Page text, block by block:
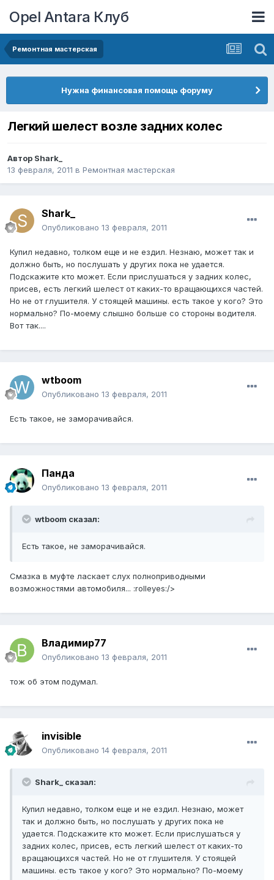
Opel Antara Клуб
Ремонтная мастерская
Нужна финансовая помощь форуму
Легкий шелест возле задних колес
Автор Shark_
13 февраля, 2011 в Ремонтная мастерская
Shark_
Опубликовано 13 февраля, 2011
Купил недавно, толком еще и не ездил. Незнаю, может так и
должно быть, но послушать у других пока не удается.
Подскажите кто может. Если прислушаться у задних колес,
присев, есть легкий шелест от каких-то вращающихся частей.
Но не от глушителя. У стоящей машины. есть такое у кого? Это
нормально? По-моему слышно больше со стороны водителя.
Вот так....
wtboom
Опубликовано 13 февраля, 2011
Есть такое, не заморачивайся.
Панда
Опубликовано 13 февраля, 2011
wtboom сказал:
Есть такое, не заморачивайся.
Смазка в муфте ласкает слух полноприводными
возможностями автомобиля... :rolleyes:/>
Владимир77
Опубликовано 13 февраля, 2011
тож об этом подумал.
invisible
Опубликовано 14 февраля, 2011
Shark_ сказал:
Купил недавно, толком еще и не ездил. Незнаю, может
так и должно быть, но послушать у других пока не
удается. Подскажите кто может. Если прислушаться у
задних колес, присев, есть легкий шелест от каких-то
вращающихся частей. Но не от глушителя. У стоящей
машины. есть такое у кого? Это нормально? По-моему